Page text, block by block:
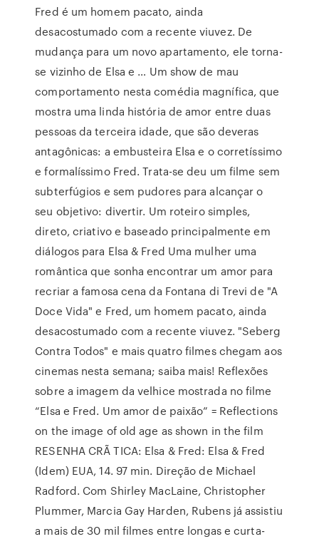
Fred é um homem pacato, ainda
desacostumado com a recente viuvez. De
mudança para um novo apartamento, ele torna-
se vizinho de Elsa e … Um show de mau
comportamento nesta comédia magnífica, que
mostra uma linda história de amor entre duas
pessoas da terceira idade, que são deveras
antagônicas: a embusteira Elsa e o corretíssimo
e formalíssimo Fred. Trata-se deu um filme sem
subterfúgios e sem pudores para alcançar o
seu objetivo: divertir. Um roteiro simples,
direto, criativo e baseado principalmente em
diálogos para Elsa & Fred Uma mulher uma
romântica que sonha encontrar um amor para
recriar a famosa cena da Fontana di Trevi de "A
Doce Vida" e Fred, um homem pacato, ainda
desacostumado com a recente viuvez. "Seberg
Contra Todos" e mais quatro filmes chegam aos
cinemas nesta semana; saiba mais! Reflexões
sobre a imagem da velhice mostrada no filme
“Elsa e Fred. Um amor de paixão” = Reflections
on the image of old age as shown in the film
RESENHA CRÃ TICA: Elsa & Fred: Elsa & Fred
(Idem) EUA, 14. 97 min. Direção de Michael
Radford. Com Shirley MacLaine, Christopher
Plummer, Marcia Gay Harden, Rubens já assistiu
a mais de 30 mil filmes entre longas e curta-